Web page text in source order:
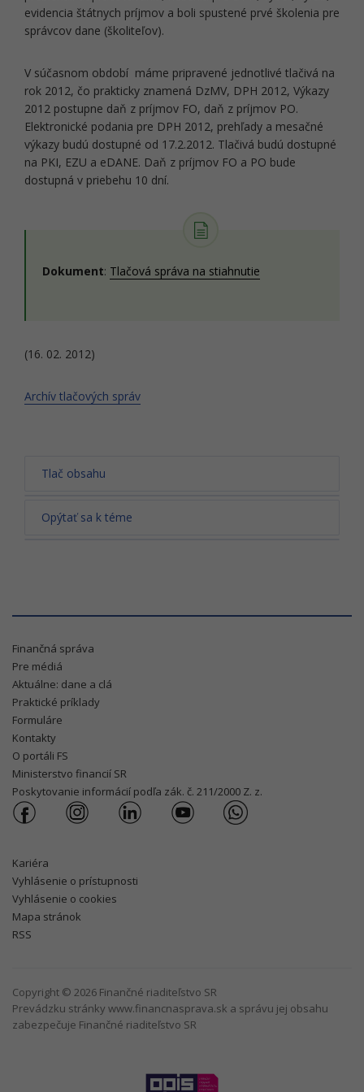
evidencia štátnych príjmov a boli spustené prvé školenia pre
správcov dane (školiteľov).
V súčasnom období máme pripravené jednotlivé tlačivá na
rok 2012, čo prakticky znamená DzMV, DPH 2012, Výkazy
2012 postupne daň z príjmov FO, daň z príjmov PO.
Elektronické podania pre DPH 2012, prehľady a mesačné
výkazy budú dostupné od 17.2.2012. Tlačivá budú dostupné
na PKI, EZU a eDANE. Daň z príjmov FO a PO bude
dostupná v priebehu 10 dní.
Dokument: Tlačová správa na stiahnutie
(16. 02. 2012)
Archív tlačových správ
Tlač obsahu
Opýtať sa k téme
Finančná správa
Pre médiá
Aktuálne: dane a clá
Praktické príklady
Formuláre
Kontakty
O portáli FS
Ministerstvo financií SR
Poskytovanie informácií podľa zák. č. 211/2000 Z. z.
Kariéra
Vyhlásenie o prístupnosti
Vyhlásenie o cookies
Mapa stránok
RSS
Copyright © 2026 Finančné riaditeľstvo SR
Prevádzku stránky www.financnasprava.sk a správu jej obsahu
zabezpečuje Finančné riaditeľstvo SR